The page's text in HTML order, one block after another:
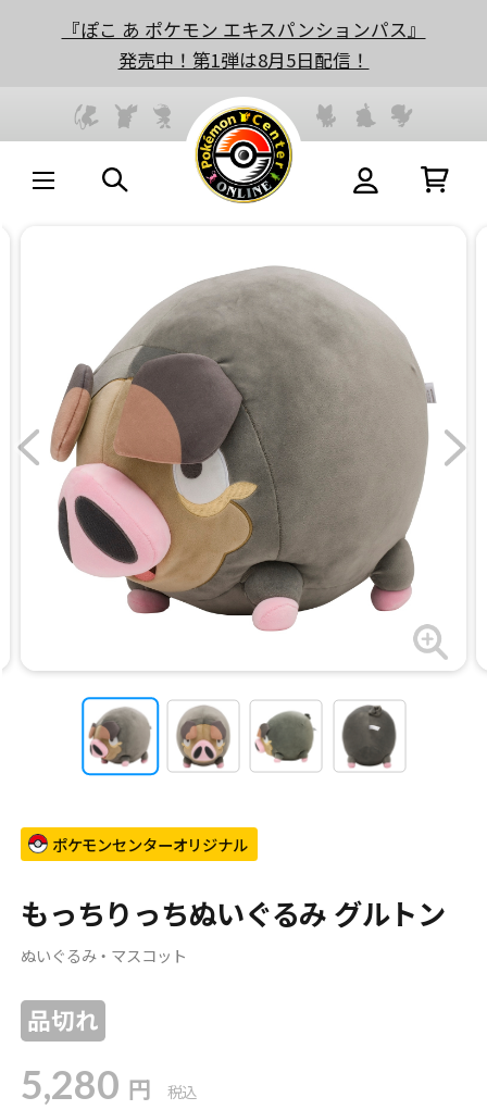
『ぽこ あ ポケモン エキスパンションパス』
発売中！第1弾は8月5日配信！
ポケモンセンターオリジナル
もっちりっちぬいぐるみ グルトン
ぬいぐるみ・マスコット
品切れ
5,280 円 税込